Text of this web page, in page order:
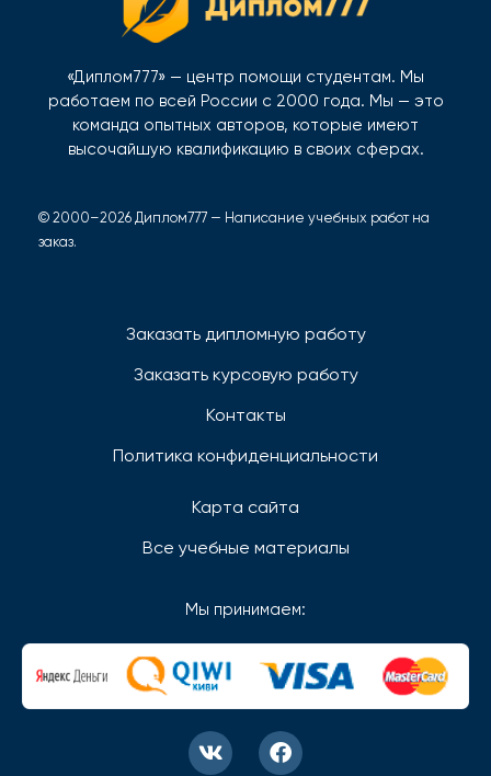
«Диплом777» — центр помощи студентам. Мы
работаем по всей России с 2000 года. Мы — это
команда опытных авторов, которые имеют
высочайшую квалификацию в своих сферах.
© 2000–2026 Диплом777 — Написание учебных работ на
заказ.
Заказать дипломную работу
Заказать курсовую работу
Контакты
Политика конфиденциальности
Карта сайта
Все учебные материалы
Мы принимаем: